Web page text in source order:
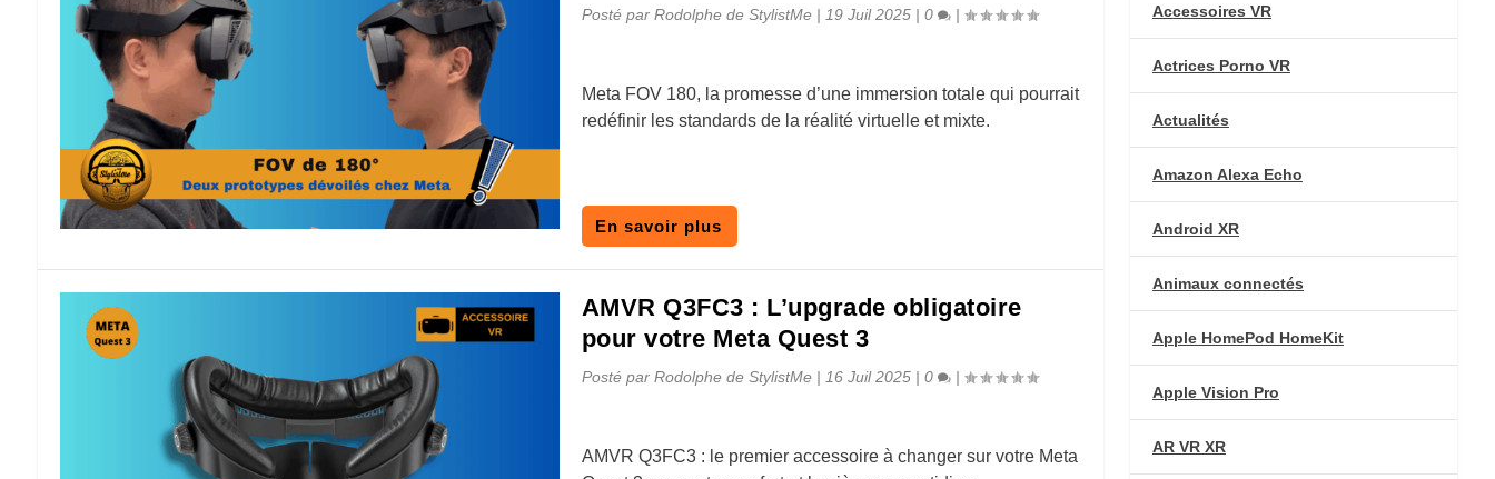
Posté par Rodolphe de StylistMe| 19 Juil 2025| 0 |
Meta FOV 180, la promesse d’une immersion totale qui pourrait
redéfinir les standards de la réalité virtuelle et mixte.
En savoir plus
AMVR Q3FC3 : L’upgrade obligatoire
pour votre Meta Quest 3
Posté par Rodolphe de StylistMe| 16 Juil 2025| 0 |
AMVR Q3FC3 : le premier accessoire à changer sur votre Meta
Accessoires VR
Actrices Porno VR
Actualités
Amazon Alexa Echo
Android XR
Animaux connectés
Apple HomePod HomeKit
Apple Vision Pro
AR VR XR